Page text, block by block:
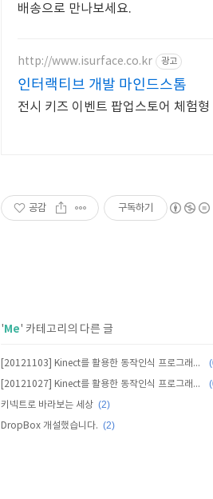
배송으로 만나보세요.
http://www.isurface.co.kr 광고
인터랙티브 개발 마인드스톰
전시 키즈 이벤트 팝업스토어 체험
공감 구독하기
'Me' 카테고리의 다른 글
[20121103] Kinect를 활용한 동작인식 프로그래밍 3주차
[20121027] Kinect를 활용한 동작인식 프로그래밍 2주차
키넥트로 바라보는 세상 (2)
DropBox 개설했습니다. (2)